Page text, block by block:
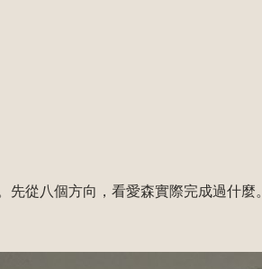
從八個方向，看愛森實際完成過什麼。